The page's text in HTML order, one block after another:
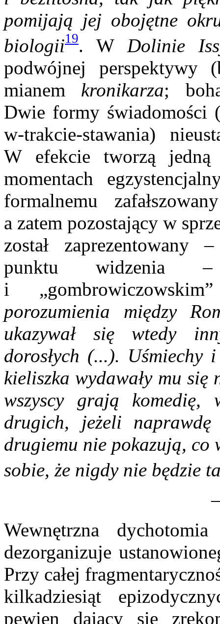
pomijają jej obojętne
biologii19. WDolinie
podwójnej perspektywy
mianem kronikarza;
Dwie formy świadomości
w-trakcie-stawania)
W efekcie tworzą
momentach
formalnemu
a zatem pozostający w
został zaprezentowany
punktu widzenia
i
porozumienia między
ukazywał się wtedy
dorosłych (...). Uśmiechy
kieliszka wydawały mu
wszyscy grają komedię,
drugich, jeżeli
drugiemu nie pokazują, co
sobie, że nigdy nie będzie
Wewnętrzna
dezorganizuje
Przy całej
kilkadziesiąt
pewien dający się